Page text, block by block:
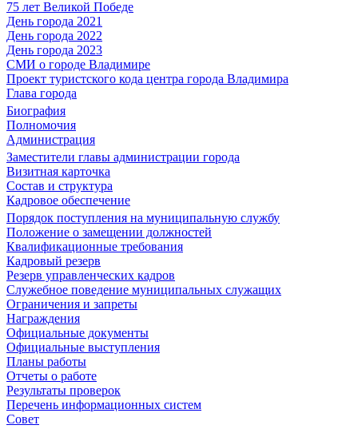
75 лет Великой Победе
День города 2021
День города 2022
День города 2023
СМИ о городе Владимире
Проект туристского кода центра города Владимира
Глава города
Биография
Полномочия
Администрация
Заместители главы администрации города
Визитная карточка
Состав и структура
Кадровое обеспечение
Порядок поступления на муниципальную службу
Положение о замещении должностей
Квалификационные требования
Кадровый резерв
Резерв управленческих кадров
Служебное поведение муниципальных служащих
Ограничения и запреты
Награждения
Официальные документы
Официальные выступления
Планы работы
Отчеты о работе
Результаты проверок
Перечень информационных систем
Совет